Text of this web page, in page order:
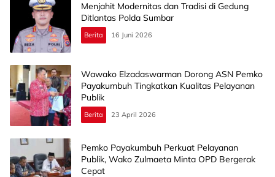
Menjahit Modernitas dan Tradisi di Gedung
Ditlantas Polda Sumbar
Berita 16 Juni 2026
Wawako Elzadaswarman Dorong ASN Pemko
Payakumbuh Tingkatkan Kualitas Pelayanan
Publik
Berita 23 April 2026
Pemko Payakumbuh Perkuat Pelayanan
Publik, Wako Zulmaeta Minta OPD Bergerak
Cepat